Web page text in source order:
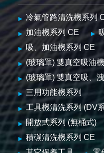
冷氣管路清洗機系列
加油機系列 CE
吸、加油機系列 CE
(玻璃罩) 雙真空吸油
(玻璃罩) 雙真空吸、
三用功能機系列
工具機清洗系列 (DV
開放式系列 (無桶式)
積碳清洗機系列 CE